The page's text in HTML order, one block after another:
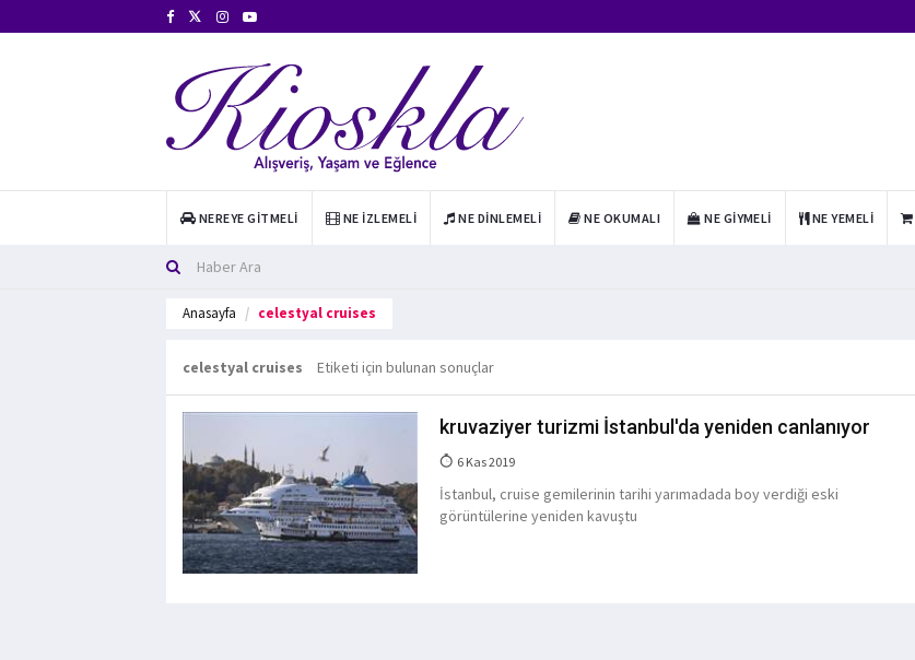
NEREYE GITMELI NE İZLEMELI NE DINLEMELI NE OKUMALI NE GIYMELI NE YEMELI
Anasayfa celestyal cruises
celestyal cruises Etiketi için bulunan sonuçlar
kruvaziyer turizmi İstanbul'da yeniden canlanıyor
6 Kas 2019
İstanbul, cruise gemilerinin tarihi yarımadada boy verdiği eski
görüntülerine yeniden kavuştu